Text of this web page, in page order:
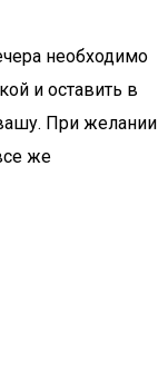
необходимо
и оставить в
При желании
же